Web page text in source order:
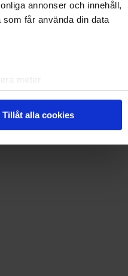
annonser och innehåll,
får använda din data
meter
. Du kan ändra
funktioner för
kombinera informationen
tjänster.
Tillåt alla cookies